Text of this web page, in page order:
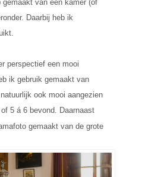
van een kamer (of
Daarbij heb ik
perspectief een mooi
ik gebruik gemaakt van
ook mooi aangezien
5 á6 bevond. Daarnaast
gemaakt van de grote